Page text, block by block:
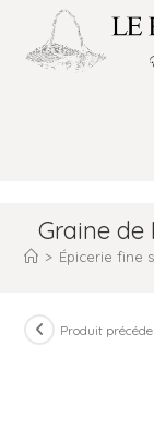
Graine de
> Épicerie fine
Produit